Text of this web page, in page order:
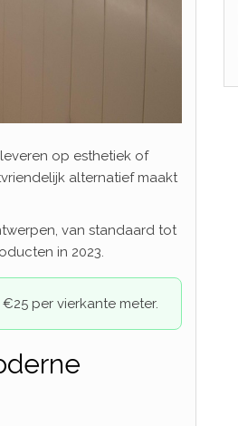
op esthetiek of
alternatief maakt
van standaard tot
in 2023.
per vierkante meter.